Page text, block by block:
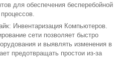
для обеспечения бесперебойной
Инвентаризация Компьютеров.
сети позволяет быстро
и выявлять изменения в
предотвращать простои из-за